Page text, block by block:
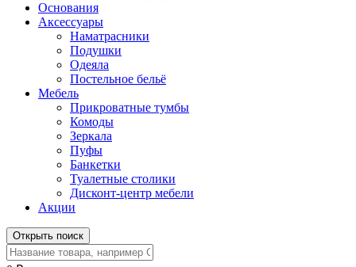
Основания
Аксессуары
Наматрасники
Подушки
Одеяла
Постельное бельё
Мебель
Прикроватные тумбы
Комоды
Зеркала
Пуфы
Банкетки
Туалетные столики
Дисконт-центр мебели
Акции
Открыть поиск